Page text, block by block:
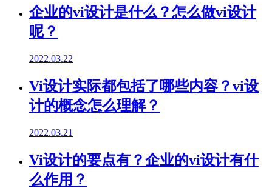
企业的vi设计是什么？怎么做vi设计
呢？
2022.03.22
Vi设计实际都包括了哪些内容？vi设
计的概念怎么理解？
2022.03.21
Vi设计的要点有？企业的vi设计有什
么作用？